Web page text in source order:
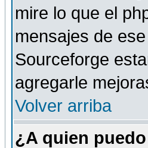
mire lo que el
mensajes de
Sourceforge
agregarle
Volver arriba
¿A quien